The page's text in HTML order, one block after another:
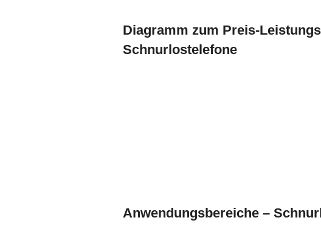
Diagramm zum Preis-
Schnurlostelefone
Anwendungsbereiche –